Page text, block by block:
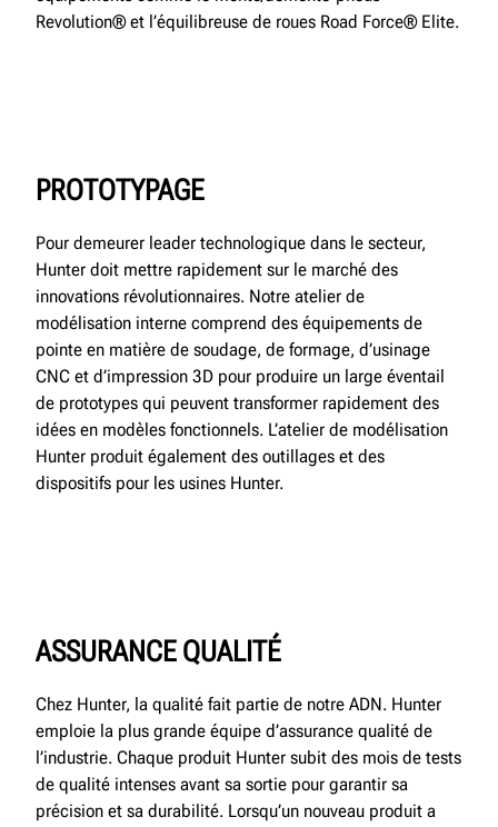
Revolution® et l’équilibreuse de roues Road Force® Elite.
PROTOTYPAGE
Pour demeurer leader technologique dans le secteur,
Hunter doit mettre rapidement sur le marché des
innovations révolutionnaires. Notre atelier de
modélisation interne comprend des équipements de
pointe en matière de soudage, de formage, d’usinage
CNC et d’impression 3D pour produire un large éventail
de prototypes qui peuvent transformer rapidement des
idées en modèles fonctionnels. L’atelier de modélisation
Hunter produit également des outillages et des
dispositifs pour les usines Hunter.
ASSURANCE QUALITÉ
Chez Hunter, la qualité fait partie de notre ADN. Hunter
emploie la plus grande équipe d’assurance qualité de
l’industrie. Chaque produit Hunter subit des mois de tests
de qualité intenses avant sa sortie pour garantir sa
précision et sa durabilité. Lorsqu’un nouveau produit a